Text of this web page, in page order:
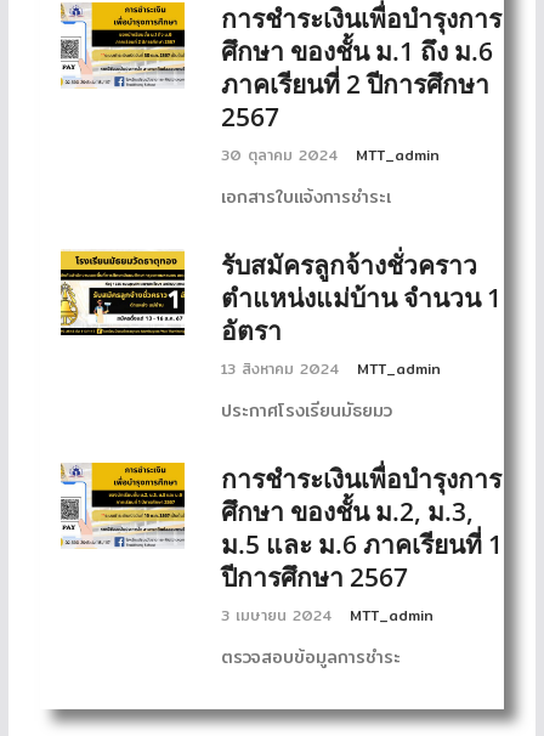
การชำระเงินเพื่อบำรุงการ
ศึกษา ของชั้น ม.1 ถึง ม.6
ภาคเรียนที่ 2 ปีการศึกษา
2567
30 ตุลาคม 2024 MTT_admin
เอกสารใบแจ้งการชำระเ
รับสมัครลูกจ้างชั่วคราว
ตำแหน่งแม่บ้าน จำนวน 1
อัตรา
13 สิงหาคม 2024 MTT_admin
ประกาศโรงเรียนมัธยมว
การชำระเงินเพื่อบำรุงการ
ศึกษา ของชั้น ม.2, ม.3,
ม.5 และ ม.6 ภาคเรียนที่ 1
ปีการศึกษา 2567
3 เมษายน 2024 MTT_admin
ตรวจสอบข้อมูลการชำระ